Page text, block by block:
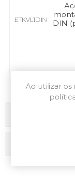
ETKVL1DIN
DIN
Ao utilizar os